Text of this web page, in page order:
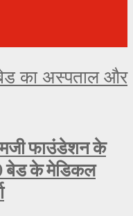
फाउंडेशन के
बेड के मेडिकल